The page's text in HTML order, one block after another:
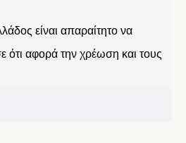
είναι απαραίτητο να
ότι αφορά την χρέωση και τους